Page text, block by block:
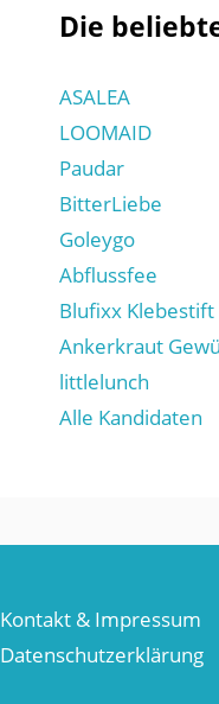
Die
ASALEA
LOOMAID
Paudar
BitterLiebe
Goleygo
Abflussfee
Blufixx Klebestift
Ankerkraut
littlelunch
Alle Kandidaten
Kontakt & Impressum
Datenschutzerklärung